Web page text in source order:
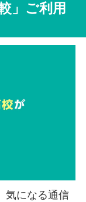
」ご利用
気になる通信